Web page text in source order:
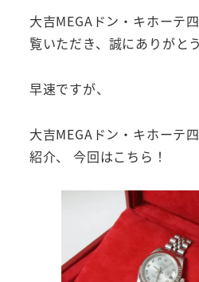
大吉MEGAドン・キホーテ
覧いただき、誠にありがと
早速ですが、
大吉MEGAドン・キホーテ
紹介、 今回はこちら！